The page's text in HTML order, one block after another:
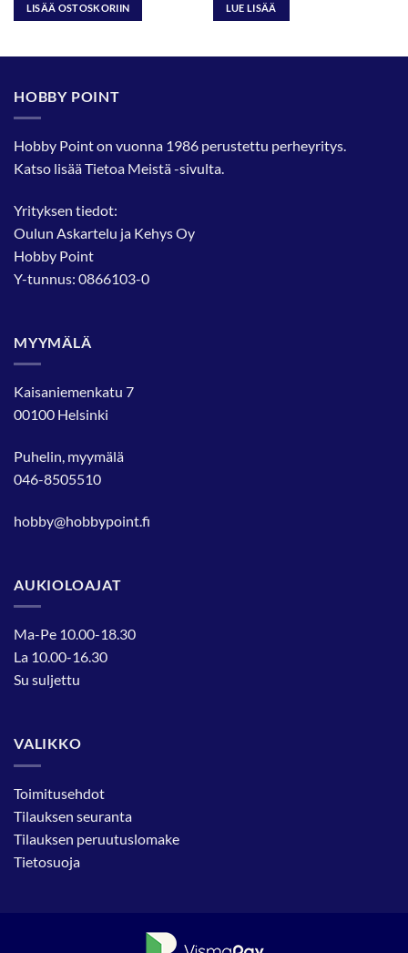
LISÄÄ OSTOSKORIIN LUE LISÄÄ
HOBBY POINT
Hobby Point on vuonna 1986 perustettu perheyritys.
Katso lisääTietoa Meistä-sivulta.
Yrityksen tiedot:
Oulun Askartelu ja Kehys Oy
Hobby Point
Y-tunnus: 0866103-0
MYYMÄLÄ
Kaisaniemenkatu 7
00100 Helsinki
Puhelin, myymälä
046-8505510
hobby@hobbypoint.fi
AUKIOLOAJAT
Ma-Pe 10.00-18.30
La 10.00-16.30
Su suljettu
VALIKKO
Toimitusehdot
Tilauksen seuranta
Tilauksen peruutuslomake
Tietosuoja